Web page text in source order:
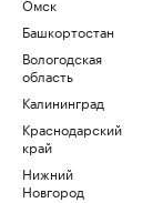
Башкортостан
Вологодская
область
Калининград
Краснодарский
край
Нижний
Новгород